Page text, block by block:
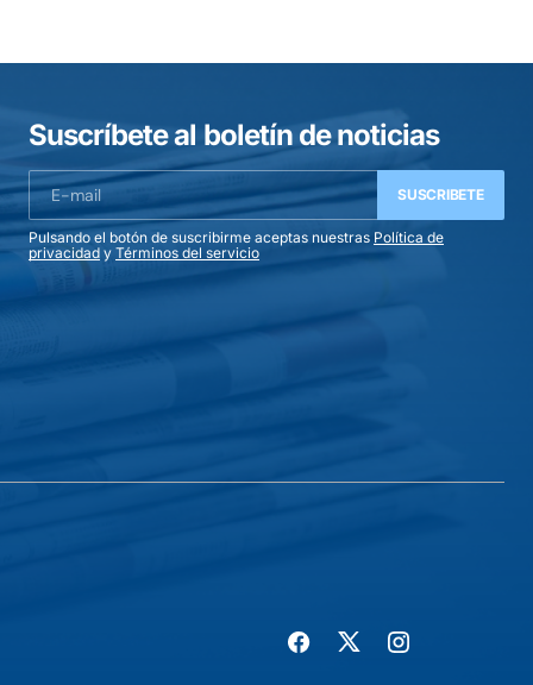
Suscríbete al boletín de noticias
SUSCRIBETE
Pulsando el botón de suscribirme aceptas nuestras Política de
privacidad y Términos del servicio